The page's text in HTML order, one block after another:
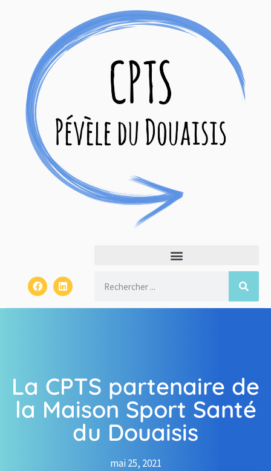
La CPTS partenaire de
la Maison Sport Santé
du Douaisis
mai 25, 2021